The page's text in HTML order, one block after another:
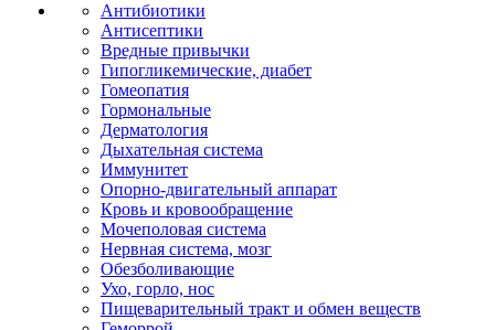
Антибиотики
Антисептики
Вредные привычки
Гипогликемические, диабет
Гомеопатия
Гормональные
Дерматология
Дыхательная система
Иммунитет
Опорно-двигательный аппарат
Кровь и кровообращение
Мочеполовая система
Нервная система, мозг
Обезболивающие
Ухо, горло, нос
Пищеварительный тракт и обмен веществ